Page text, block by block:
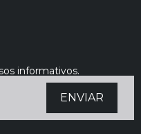
informativos.